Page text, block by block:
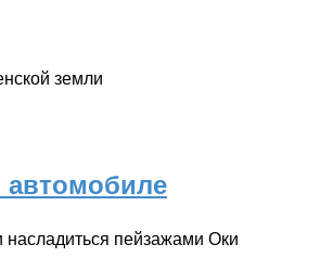
земли
автомобиле
насладиться пейзажами Оки